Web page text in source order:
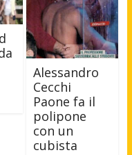
Alessandro
Cecchi
Paone fa il
polipone
con un
cubista